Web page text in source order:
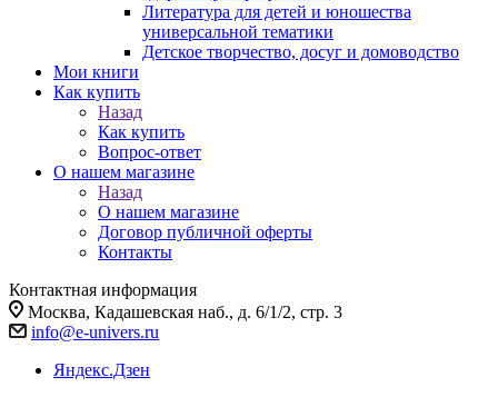
Литература для детей и юношества
универсальной тематики
Детское творчество, досуг и домоводство
Мои книги
Как купить
Назад
Как купить
Вопрос-ответ
О нашем магазине
Назад
О нашем магазине
Договор публичной оферты
Контакты
Контактная информация
Москва, Кадашевская наб., д. 6/1/2, стр. 3
info@e-univers.ru
Яндекс.Дзен